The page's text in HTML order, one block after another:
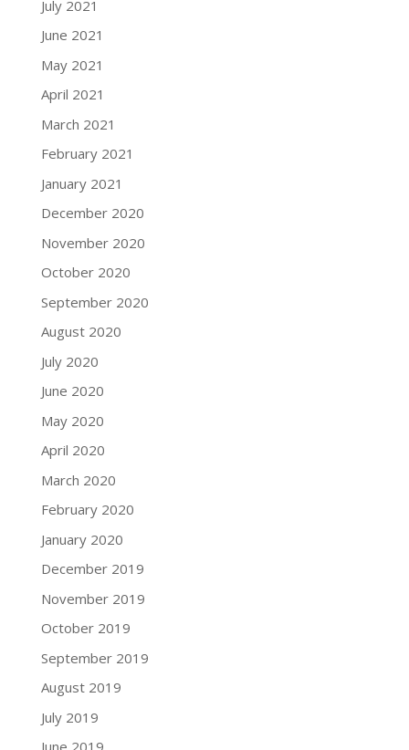
July 2021
June 2021
May 2021
April 2021
March 2021
February 2021
January 2021
December 2020
November 2020
October 2020
September 2020
August 2020
July 2020
June 2020
May 2020
April 2020
March 2020
February 2020
January 2020
December 2019
November 2019
October 2019
September 2019
August 2019
July 2019